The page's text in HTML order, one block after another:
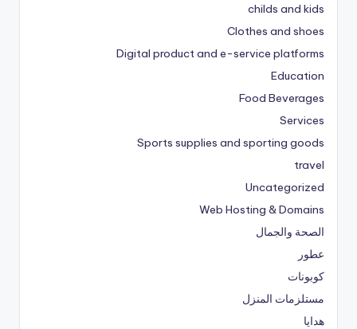
childs and kids
Clothes and shoes
Digital product and e-service platforms
Education
Food Beverages
Services
Sports supplies and sporting goods
travel
Uncategorized
Web Hosting & Domains
الصحة والجمال
عطور
كوبونات
مستلزمات المنزل
هدايا